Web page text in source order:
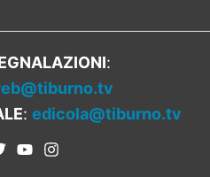
:
: edicola@tiburno.tv